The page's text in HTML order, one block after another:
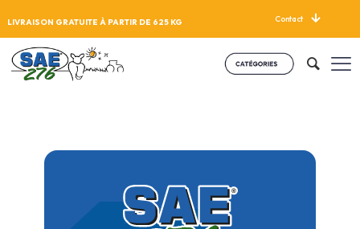
LIVRAISON GRATUITE À PARTIR DE 625 KG Contact